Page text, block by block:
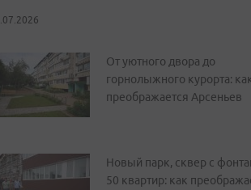
От уютного двора до
горнолыжного курорта: как
преображается Арсеньев
Новый парк, сквер с
50 квартир: как